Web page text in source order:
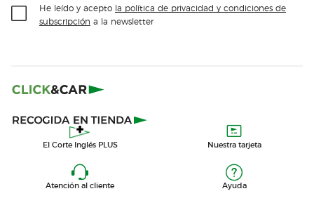
He leído y acepto la política de privacidad y condiciones de
subscripción a la newsletter
El Corte Inglés PLUS Nuestra tarjeta
Atención al cliente Ayuda